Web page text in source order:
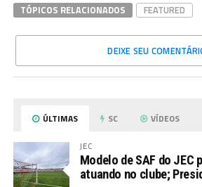
TÓPICOS RELACIONADOS FEATURED
DEIXE SEU
ÚLTIMAS SC VÍDEOS
JEC
Modelo de SAF do JEC
atuando no clube;